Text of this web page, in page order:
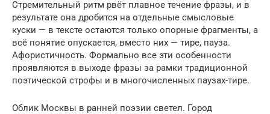
Стремительный ритм рвёт плавное течение фразы, и в
результате она дробится на отдельные смысловые
куски — в тексте остаются только опорные фрагменты, а
всё понятие опускается, вместо них — тире, пауза.
Афористичность. Формально все эти особенности
проявляются в выходе фразы за рамки традиционной
поэтической строфы и в многочисленных паузах-тире.
Облик Москвы в ранней поэзии светел. Город